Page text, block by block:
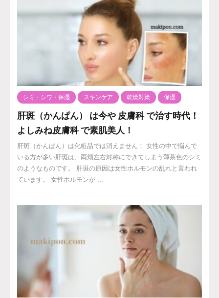
シミ・シワ・保湿 スキンケア 乾燥対策 保湿
肝斑（かんぱん） は今や 皮膚科 で治す時代！
よしみね皮膚科 で素肌美人！
肝斑（かんぱん）は化粧品では消えません！ 女性の中で悩んで
いる方が多い肝斑は、両頬左右対称にできてしまう薄茶色のシミ
のようなものです。 肝斑の原因は女性ホルモンの乱れと言われ
ています。 女性ホルモンが ...